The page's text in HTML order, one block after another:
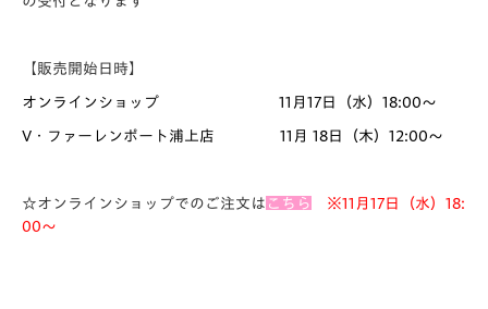
【販売開始日時】
オンラインショップ 11月17日（水）18:00～
V・ファーレンポート浦上店 11月 18日（木）12:00～
☆オンラインショップでのご注文は こちら ※11月17日（水）18:
00～